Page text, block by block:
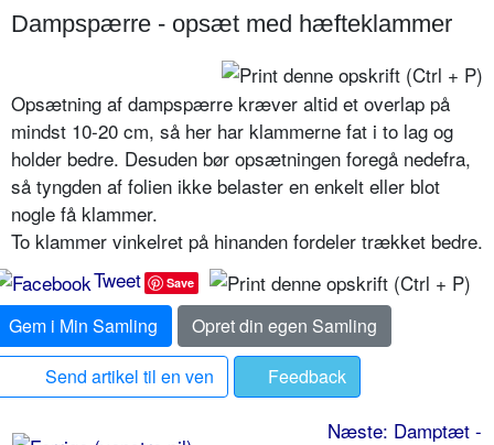
Dampspærre - opsæt med hæfteklammer
Opsætning af dampspærre kræver altid et overlap på
mindst 10-20 cm, så her har klammerne fat i to lag og
holder bedre. Desuden bør opsætningen foregå nedefra,
så tyngden af folien ikke belaster en enkelt eller blot
nogle få klammer.
To klammer vinkelret på hinanden fordeler trækket bedre.
Tweet
Save
Gem i Min Samling
Opret din egen Samling
Send artikel til en ven
Feedback
Næste: Damptæt -